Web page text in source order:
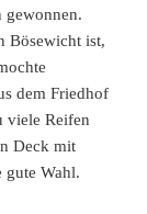
gewonnen.
Bösewicht ist,
dem Friedhof
viele Reifen
Deck mit
gute Wahl.